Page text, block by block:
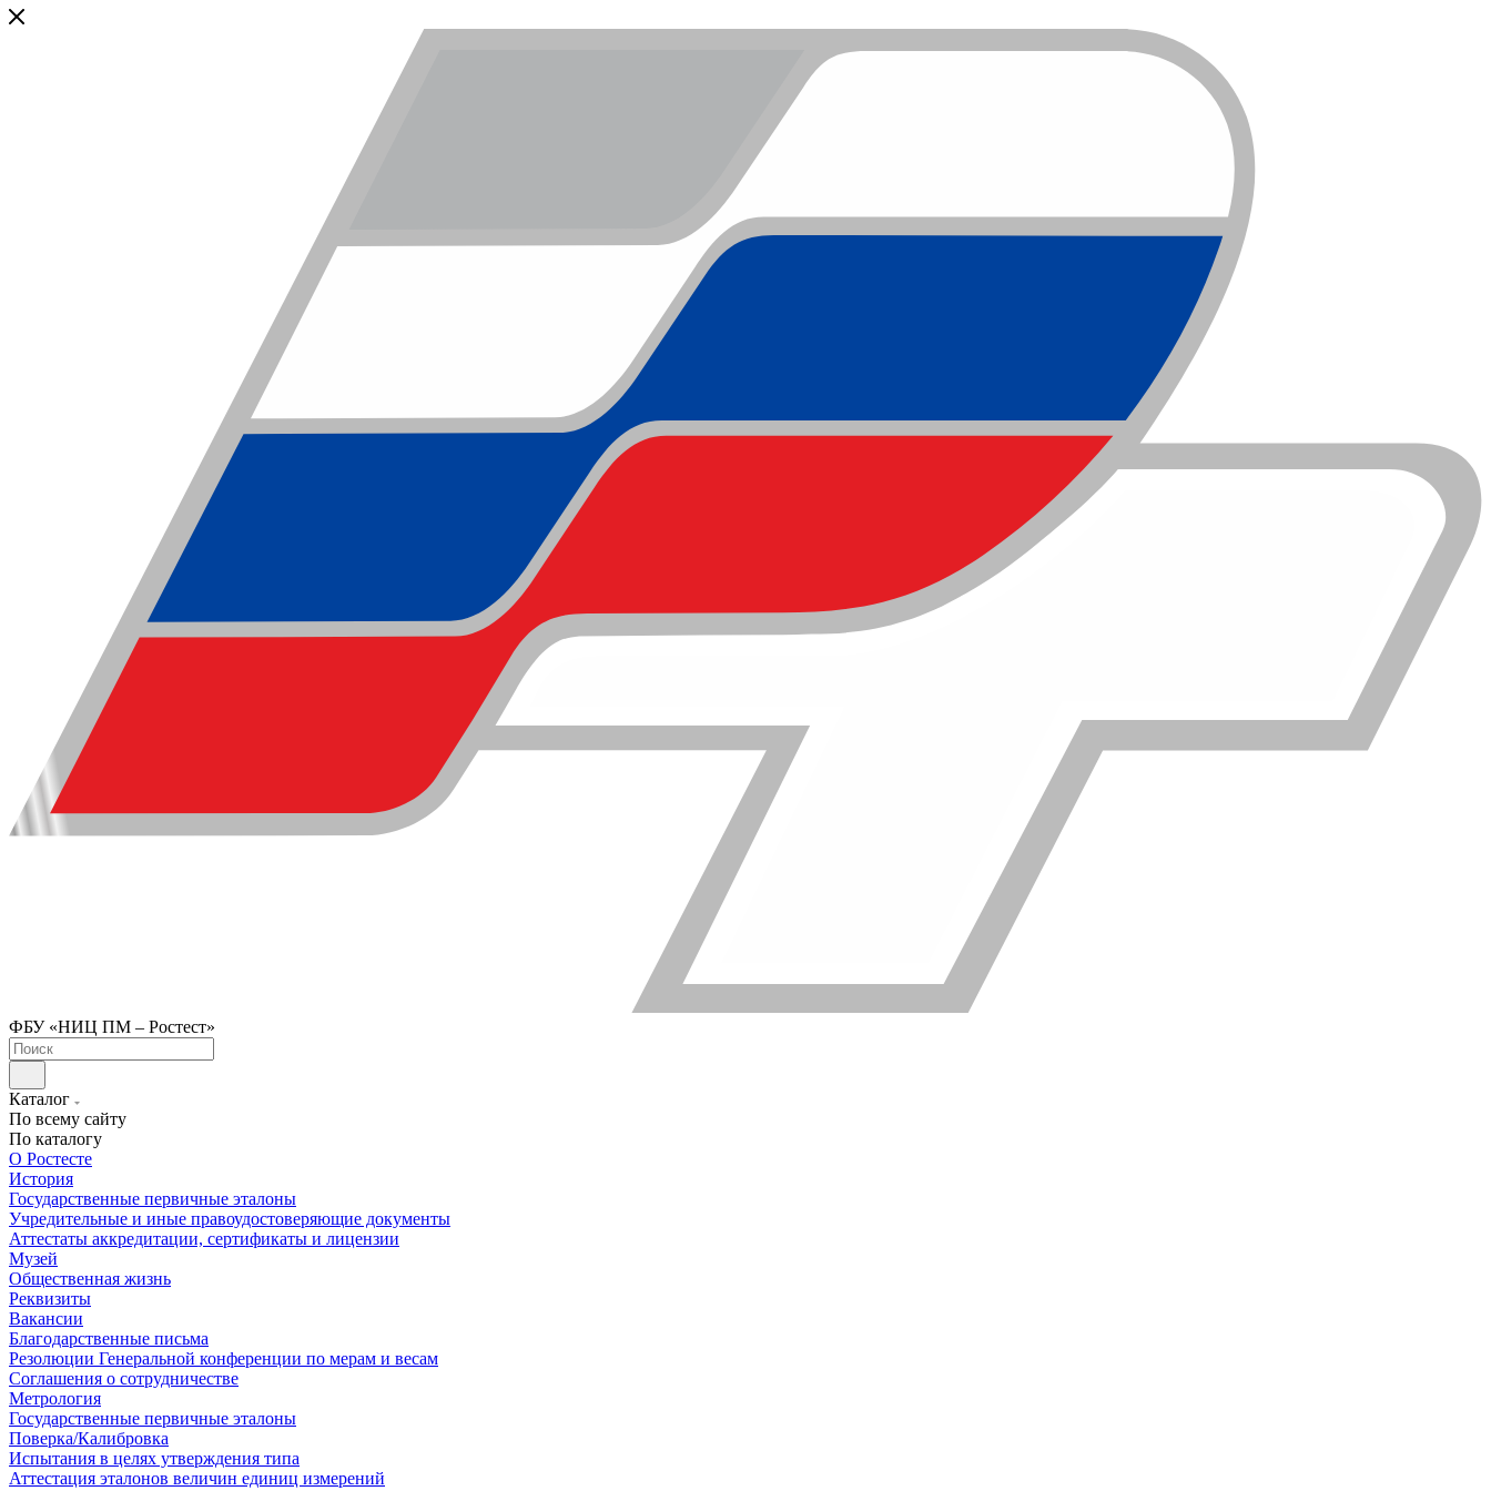
ФБУ «НИЦ ПМ – Ростест»
Каталог
По всему сайту
По каталогу
О Ростесте
История
Государственные первичные эталоны
Учредительные и иные правоудостоверяющие документы
Аттестаты аккредитации, сертификаты и лицензии
Музей
Общественная жизнь
Реквизиты
Вакансии
Благодарственные письма
Резолюции Генеральной конференции по мерам и весам
Соглашения о сотрудничестве
Метрология
Государственные первичные эталоны
Поверка/Калибровка
Испытания в целях утверждения типа
Аттестация эталонов величин единиц измерений